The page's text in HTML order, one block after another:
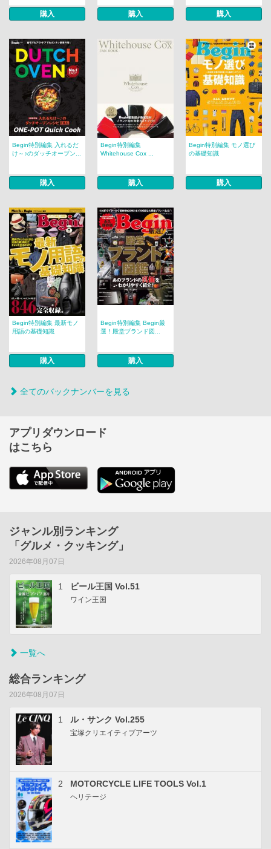
購入 購入 購入
Begin特別編集 入れるだ
け～♪のダッチオーブン...
購入
Begin特別編集
Whitehouse Cox ...
購入
Begin特別編集 モノ選び
の基礎知識
購入
Begin特別編集 最新モノ
用語の基礎知識
購入
Begin特別編集 Begin厳
選！殿堂ブランド図...
購入
全てのバックナンバーを見る
アプリダウンロード
はこちら
ジャンル別ランキング
「グルメ・クッキング」
2026年08月07日
1 ビール王国 Vol.51
ワイン王国
一覧へ
総合ランキング
2026年08月07日
1 ル・サンク Vol.255
宝塚クリエイティブアーツ
2 MOTORCYCLE LIFE TOOLS Vol.1
ヘリテージ